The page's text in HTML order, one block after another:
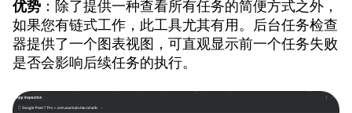
优势 ：除了提供一种查看所有任务的简便方式之外，
如果您有链式工作，此工具尤其有用。后台任务检查
器提供了一个图表视图，可直观显示前一个任务失败
是否会影响后续任务的执行。